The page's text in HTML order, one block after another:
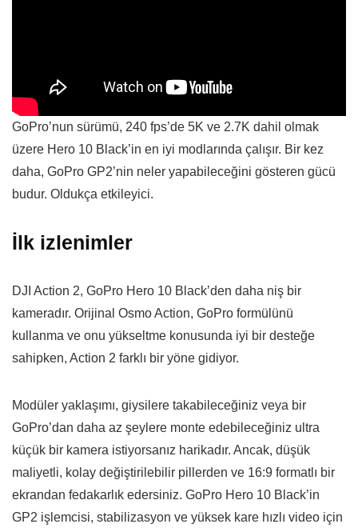
GoPro’nun sürümü, 240 fps’de 5K ve 2.7K dahil olmak
üzere Hero 10 Black’in en iyi modlarında çalışır. Bir kez
daha, GoPro GP2’nin neler yapabileceğini gösteren gücü
budur. Oldukça etkileyici.
İlk izlenimler
DJI Action 2, GoPro Hero 10 Black’den daha niş bir
kameradır. Orijinal Osmo Action, GoPro formülünü
kullanma ve onu yükseltme konusunda iyi bir desteğe
sahipken, Action 2 farklı bir yöne gidiyor.
Modüler yaklaşımı, giysilere takabileceğiniz veya bir
GoPro’dan daha az şeylere monte edebileceğiniz ultra
küçük bir kamera istiyorsanız harikadır. Ancak, düşük
maliyetli, kolay değiştirilebilir pillerden ve 16:9 formatlı bir
ekrandan fedakarlık edersiniz. GoPro Hero 10 Black’in
GP2 işlemcisi, stabilizasyon ve yüksek kare hızlı video için